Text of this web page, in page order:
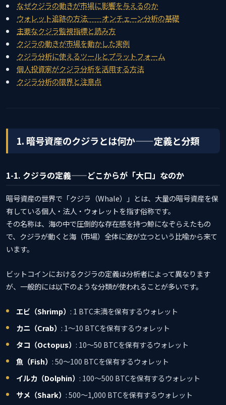
なぜクジラの動きが市場に影響を与えるのか
ウォレット追跡の方法——オンチェーン分析の基礎
主要なクジラ監視指標と読み方
クジラの動きが市場を動かした実例
クジラ分析に使えるツールとプラットフォーム
個人投資家がクジラ分析を活用する方法
クジラ分析の限界と注意点
1. 暗号資産のクジラとは何か——定義と分類
1-1. クジラの定義——どこからが「大口」なのか
暗号資産の世界で「クジラ（Whale）」とは、大量の暗号資産を保
有している個人・法人・ウォレットを指す俗称です。
その名称は、海の中で圧倒的な存在感を持つ鯨になぞらえたもの
で、クジラが動くと海（市場）全体に波が立つという比喩から来て
います。
ビットコインにおけるクジラの定義は分析者によって異なります
が、一般的には以下のような分類が使われることが多いです。
エビ（Shrimp） : 1 BTC未満を保有するウォレット
カニ（Crab） : 1〜10 BTCを保有するウォレット
タコ（Octopus） : 10〜50 BTCを保有するウォレット
魚（Fish） : 50〜100 BTCを保有するウォレット
イルカ（Dolphin） : 100〜500 BTCを保有するウォレット
サメ（Shark） : 500〜1,000 BTCを保有するウォレット